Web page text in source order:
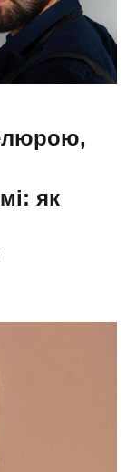
як